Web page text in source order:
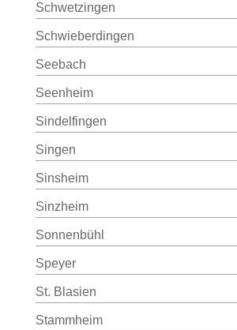
Schwetzingen
Schwieberdingen
Seebach
Seenheim
Sindelfingen
Singen
Sinsheim
Sinzheim
Sonnenbühl
Speyer
St. Blasien
Stammheim